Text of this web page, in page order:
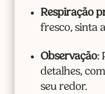
Respiração
fresco, sinta
Observação:
detalhes,
seu redor.